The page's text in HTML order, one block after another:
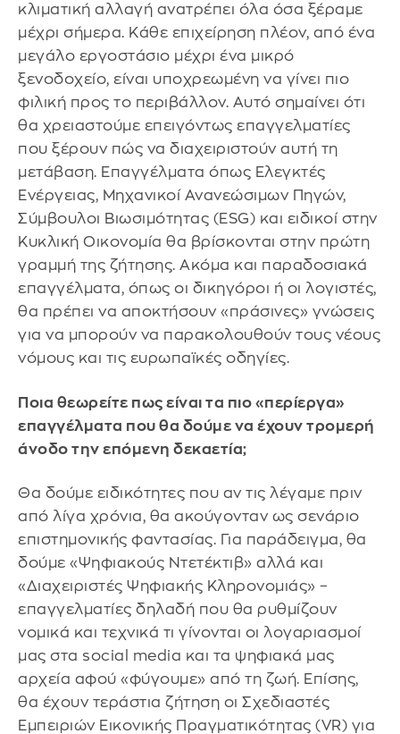
κλιματική αλλαγή ανατρέπει όλα όσα ξέραμε
μέχρι σήμερα. Κάθε επιχείρηση πλέον, από ένα
μεγάλο εργοστάσιο μέχρι ένα μικρό
ξενοδοχείο, είναι υποχρεωμένη να γίνει πιο
φιλική προς το περιβάλλον. Αυτό σημαίνει ότι
θα χρειαστούμε επειγόντως επαγγελματίες
που ξέρουν πώς να διαχειριστούν αυτή τη
μετάβαση. Επαγγέλματα όπως Ελεγκτές
Ενέργειας, Μηχανικοί Ανανεώσιμων Πηγών,
Σύμβουλοι Βιωσιμότητας (ESG) και ειδικοί στην
Κυκλική Οικονομία θα βρίσκονται στην πρώτη
γραμμή της ζήτησης. Ακόμα και παραδοσιακά
επαγγέλματα, όπως οι δικηγόροι ή οι λογιστές,
θα πρέπει να αποκτήσουν «πράσινες» γνώσεις
για να μπορούν να παρακολουθούν τους νέους
νόμους και τις ευρωπαϊκές οδηγίες.
Ποια θεωρείτε πως είναι τα πιο «περίεργα»
επαγγέλματα που θα δούμε να έχουν τρομερή
άνοδο την επόμενη δεκαετία;
Θα δούμε ειδικότητες που αν τις λέγαμε πριν
από λίγα χρόνια, θα ακούγονταν ως σενάριο
επιστημονικής φαντασίας. Για παράδειγμα, θα
δούμε «Ψηφιακούς Ντετέκτιβ» αλλά και
«Διαχειριστές Ψηφιακής Κληρονομιάς» –
επαγγελματίες δηλαδή που θα ρυθμίζουν
νομικά και τεχνικά τι γίνονται οι λογαριασμοί
μας στα social media και τα ψηφιακά μας
αρχεία αφού «φύγουμε» από τη ζωή. Επίσης,
θα έχουν τεράστια ζήτηση οι Σχεδιαστές
Εμπειριών Εικονικής Πραγματικότητας (VR) για